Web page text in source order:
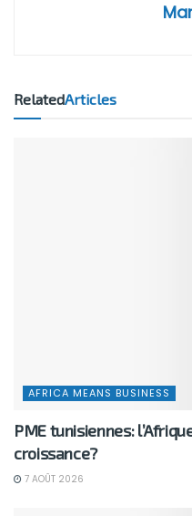
RelatedArticles
AFRICA MEANS BUSINESS
PME tunisiennes:
croissance?
7 AOÛT 2026